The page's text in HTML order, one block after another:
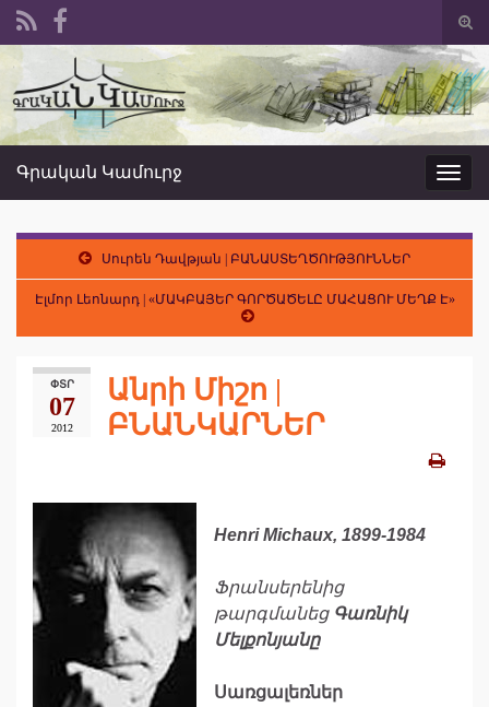
form
Search for:
Գրական Կամուրջ
Սուրեն Դավթյան | ԲԱՆԱՍՏԵՂԾՈՒԹՅՈՒՆՆԵՐ
Էլմոր Լեոնարդ | «ՄԱԿԲԱՅԵՐ ԳՈՐԾԱԾԵԼԸ ՄԱՀԱՑՈՒ ՄԵՂՔ Է»
ՓՏՐ
07
2012
Անրի Միշո |
ԲՆԱՆԿԱՐՆԵՐ
Henri Michaux, 1899-1984
Ֆրանսերենից
թարգմանեց Գառնիկ
Մելքոնյանը
Սառցալեռներ